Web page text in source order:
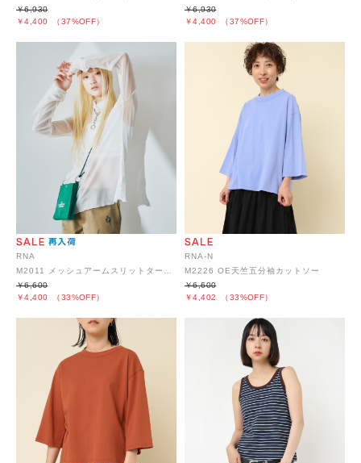
￥4,400 （37%OFF）
￥6,930
￥4,400 （37%OFF）
￥6,930
RNA
M2011 メッシュアームスリットタートル
￥4,400 （33%OFF）
￥6,600
RNA-N
M2226 OE天竺五分袖カットソー
￥4,402 （33%OFF）
￥6,600